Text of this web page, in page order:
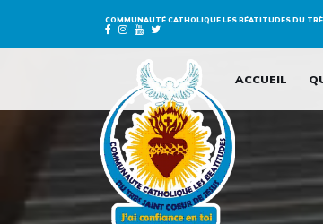
COMMUNAUTÉ CATHOLIQUE LESBÉATITUDES DU
ACCUEIL